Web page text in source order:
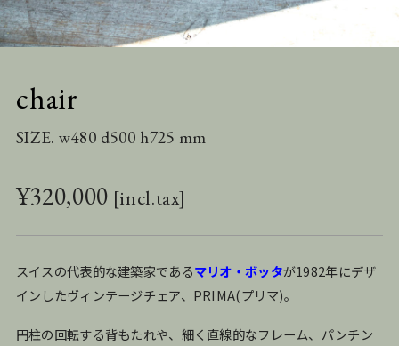
chair
SIZE. w480 d500 h725 mm
¥320,000
スイスの代表的な建築家であるマリオ・ボッタが1982年にデザ
インしたヴィンテージチェア、PRIMA(プリマ)。
円柱の回転する背もたれや、細く直線的なフレーム、パンチン